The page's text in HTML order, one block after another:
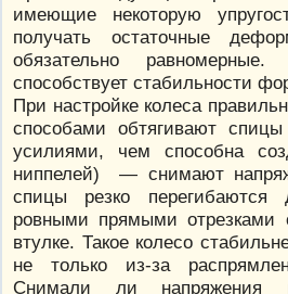
имеющие некоторую
получать остаточные
обязательно
способствует стабильности
При настройке колеса
способами обтягивают
усилиями, чем способна
ниппелей) — снимают
спицы резко
ровными прямыми отрезками
втулке. Такое колесо
не только из-за
Снимали ли напряжения